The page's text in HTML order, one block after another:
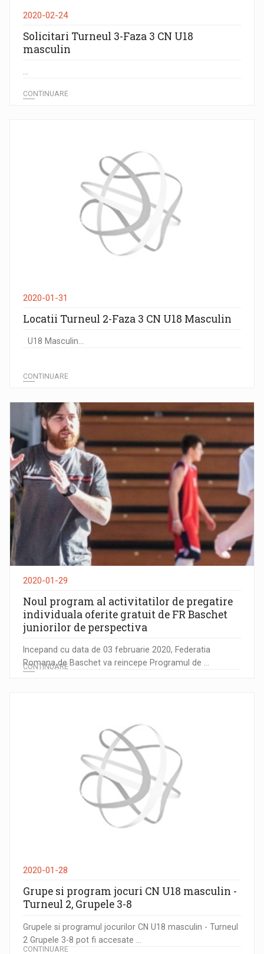
2020-02-24
Solicitari Turneul 3-Faza 3 CN U18
masculin
CONTINUARE
2020-01-31
Locatii Turneul 2-Faza 3 CN U18 Masculin
U18 Masculin...
CONTINUARE
2020-01-29
Noul program al activitatilor de pregatire
individuala oferite gratuit de FR Baschet
juniorilor de perspectiva
Incepand cu data de 03 februarie 2020, Federatia
Romana de Baschet va reincepe Programul de ...
CONTINUARE
2020-01-28
Grupe si program jocuri CN U18 masculin -
Turneul 2, Grupele 3-8
Grupele si programul jocurilor CN U18 masculin - Turneul
2 Grupele 3-8 pot fi accesate ...
CONTINUARE